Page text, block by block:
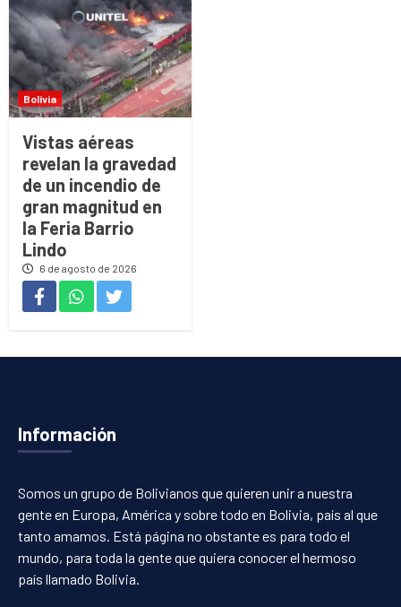
Bolivia
Vistas aéreas
revelan la gravedad
de un incendio de
gran magnitud en
la Feria Barrio
Lindo
6 de agosto de 2026
Información
Somos un grupo de Bolivianos que quieren unir a nuestra
gente en Europa, América y sobre todo en Bolivia, país al que
tanto amamos. Está página no obstante es para todo el
mundo, para toda la gente que quiera conocer el hermoso
país llamado Bolivia.